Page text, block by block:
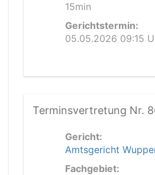
15min
Gerichtstermin:
05.05.2026 09:15
Terminsvertretung Nr.
Gericht:
Amtsgericht
Fachgebiet: